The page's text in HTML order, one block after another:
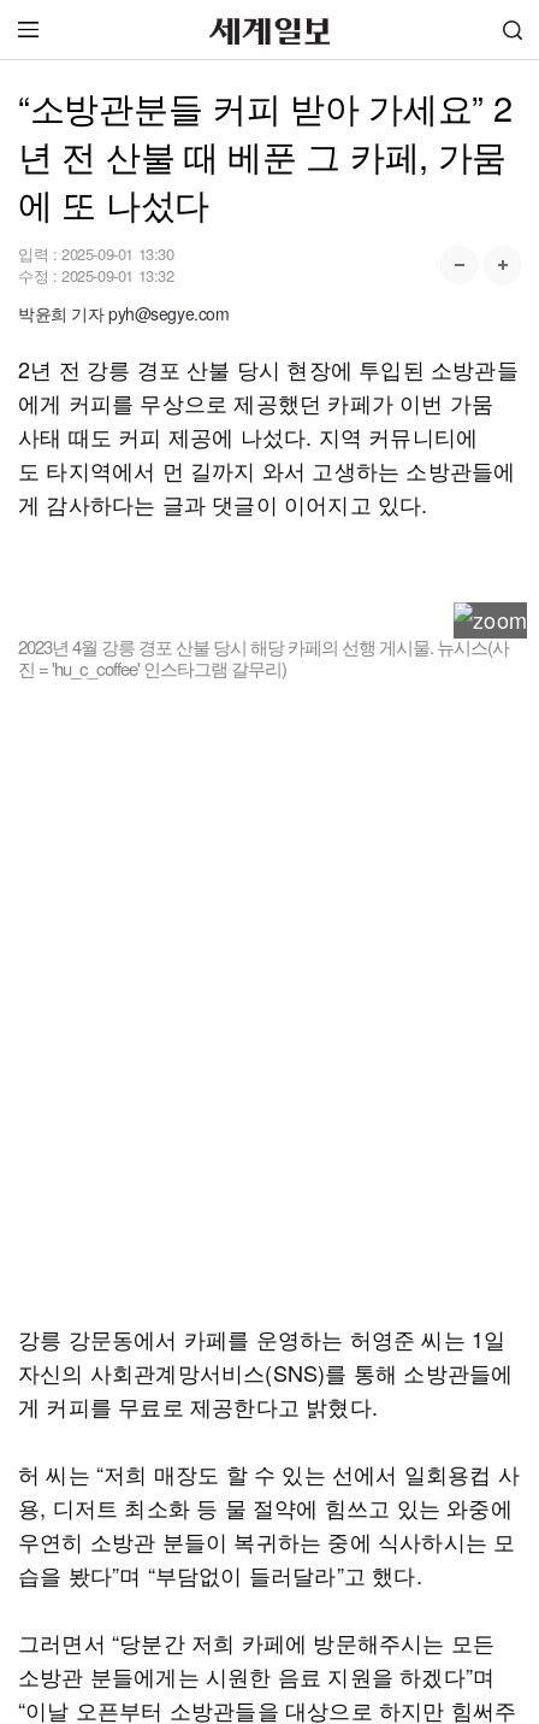
“소방관분들 커피 받아 가세요” 2
년 전 산불 때 베푼 그 카페, 가뭄
에 또 나섰다
입력 : 2025-09-01 13:30
수정 : 2025-09-01 13:32
박윤희 기자 pyh@segye.com
2년 전 강릉 경포 산불 당시 현장에 투입된 소방관들
에게 커피를 무상으로 제공했던 카페가 이번 가뭄
사태 때도 커피 제공에 나섰다. 지역 커뮤니티에
도 타지역에서 먼 길까지 와서 고생하는 소방관들에
게 감사하다는 글과 댓글이 이어지고 있다.
2023년 4월 강릉 경포 산불 당시 해당 카페의 선행 게시물. 뉴시스(사
진 = 'hu_c_coffee' 인스타그램 갈무리)
강릉 강문동에서 카페를 운영하는 허영준 씨는 1일
자신의 사회관계망서비스(SNS)를 통해 소방관들에
게 커피를 무료로 제공한다고 밝혔다.
허 씨는 “저희 매장도 할 수 있는 선에서 일회용컵 사
용, 디저트 최소화 등 물 절약에 힘쓰고 있는 와중에
우연히 소방관 분들이 복귀하는 중에 식사하시는 모
습을 봤다”며 “부담없이 들러달라”고 했다.
그러면서 “당분간 저희 카페에 방문해주시는 모든
소방관 분들에게는 시원한 음료 지원을 하겠다”며
“이날 오픈부터 소방관들을 대상으로 하지만 힘써주